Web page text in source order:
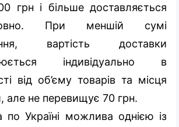
грн і більше доставляється
При меншій сумі
вартість доставки
індивідуально в
від об’єму товарів та місця
але не перевищує 70 грн.
по Україні можлива однією із